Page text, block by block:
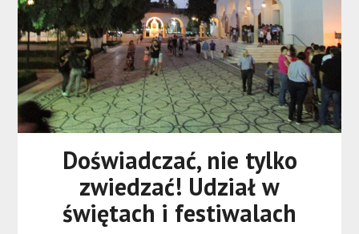
Doświadczać, nie tylko
zwiedzać! Udział w
świętach i festiwalach